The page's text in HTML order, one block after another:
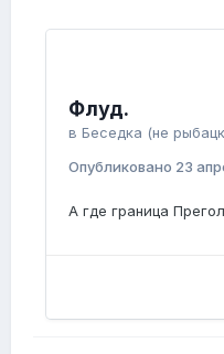
Флуд.
в Беседка (не
Опубликовано 23
А где граница